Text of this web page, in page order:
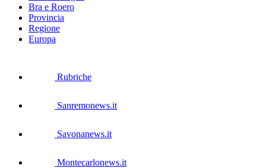
Bra e Roero
Provincia
Regione
Europa
Rubriche
Sanremonews.it
Savonanews.it
Montecarlonews.it